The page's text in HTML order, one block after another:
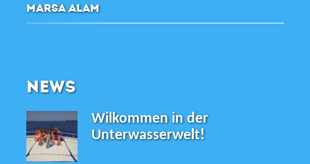
MARSA ALAM
NEWS
Wilkommen in der
Unterwasserwelt!